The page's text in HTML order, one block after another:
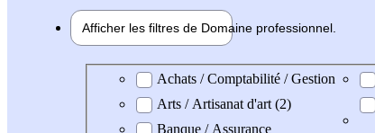
Afficher les filtres de Domaine professionnel
Domaine professionel
Achats / Comptabilité / Gestion
Arts / Artisanat d'art (2)
Banque / Assurance